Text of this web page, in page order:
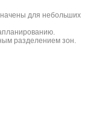
для небольших
разделением зон.